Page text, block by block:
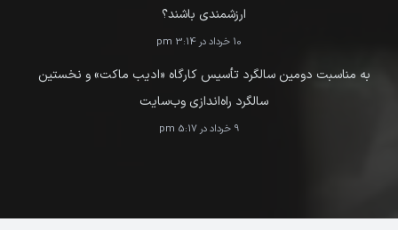
ارزشمندی باشند؟
10 خرداد در 3:14 pm
به مناسبت دومین سالگرد تأسیس کارگاه «ادیب ماکت» و نخستین
سالگرد راه‌اندازی وب‌سایت
9 خرداد در 5:17 pm